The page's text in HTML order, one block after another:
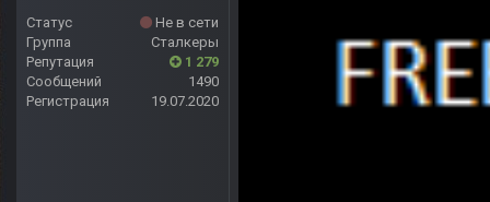
Статус
Не в сети
Группа
Сталкеры
Репутация
1 279
Сообщений
1490
Регистрация
19.07.2020